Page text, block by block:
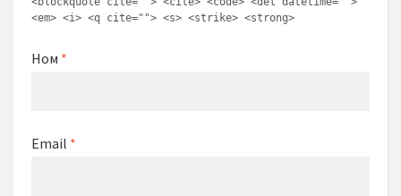
<em> <i> <q cite=""> <s> <strike> <strong>
Ном *
Email *